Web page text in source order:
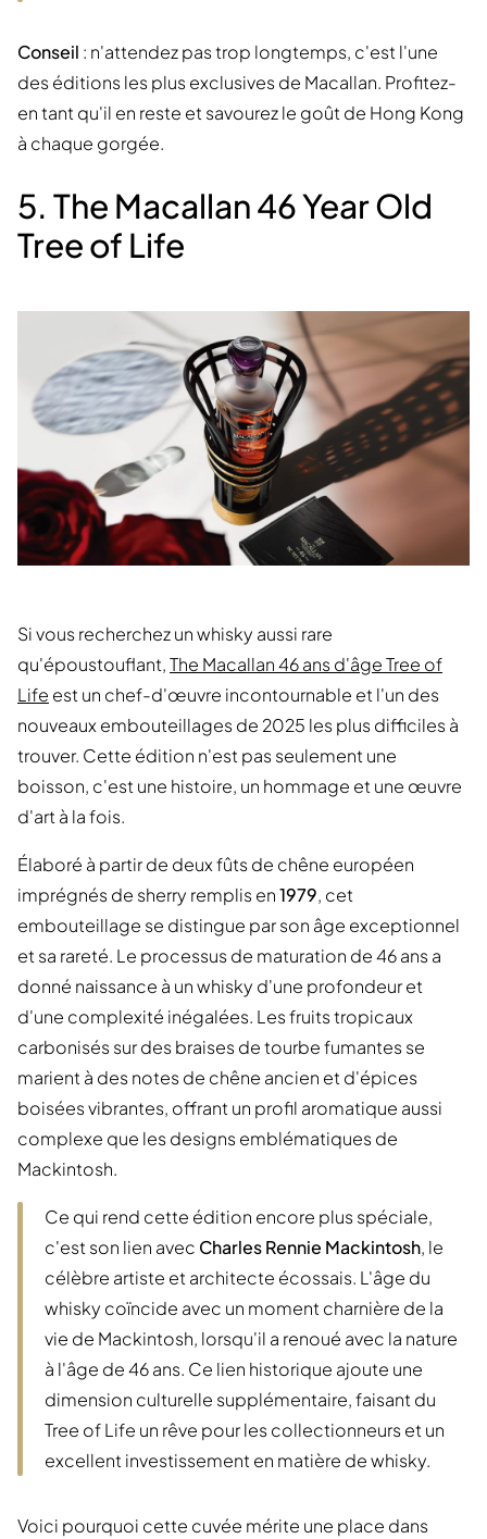
Conseil : n'attendez pas trop longtemps, c'est l'une
des éditions les plus exclusives de Macallan. Profitez-
en tant qu'il en reste et savourez le goût de Hong Kong
à chaque gorgée.
5. The Macallan 46 Year Old
Tree of Life
Si vous recherchez un whisky aussi rare
qu'époustouflant,The Macallan 46 ans d'âge Tree of
Life est un chef-d'œuvre incontournable et l'un des
nouveaux embouteillages de 2025 les plus difficiles à
trouver. Cette édition n'est pas seulement une
boisson, c'est une histoire, un hommage et une œuvre
d'art à la fois.
Élaboré à partir de deux fûts de chêne européen
imprégnés de sherry remplis en1979, cet
embouteillage se distingue par son âge exceptionnel
et sa rareté. Le processus de maturation de 46 ans a
donné naissance à un whisky d'une profondeur et
d'une complexité inégalées. Les fruits tropicaux
carbonisés sur des braises de tourbe fumantes se
marient à des notes de chêne ancien et d'épices
boisées vibrantes, offrant un profil aromatique aussi
complexe que les designs emblématiques de
Mackintosh.
Ce qui rend cette édition encore plus spéciale,
c'est son lien avec Charles Rennie Mackintosh, le
célèbre artiste et architecte écossais. L'âge du
whisky coïncide avec un moment charnière de la
vie de Mackintosh, lorsqu'il a renoué avec la nature
à l'âge de 46 ans. Ce lien historique ajoute une
dimension culturelle supplémentaire, faisant du
Tree of Life un rêve pour les collectionneurs et un
excellent investissement en matière de whisky.
Voici pourquoi cette cuvée mérite une place dans